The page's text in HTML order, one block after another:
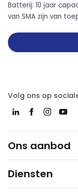
Batterij: 10 jaar
van SMA zijn van
Volg ons op
Ons aanbod
Diensten